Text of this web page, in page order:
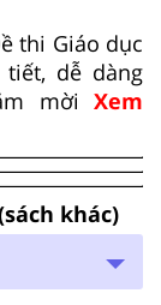
thi Giáo dục
dễ dàng
mời Xem
khác)